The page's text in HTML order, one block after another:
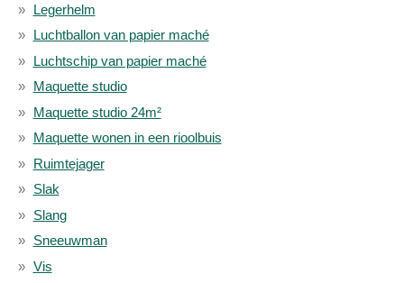
Legerhelm
Luchtballon van papier maché
Luchtschip van papier maché
Maquette studio
Maquette studio 24m²
Maquette wonen in een rioolbuis
Ruimtejager
Slak
Slang
Sneeuwman
Vis